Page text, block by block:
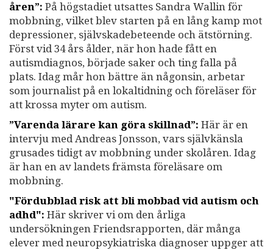
åren”: På högstadiet utsattes Sandra Wallin för
mobbning, vilket blev starten på en lång kamp mot
depressioner, självskadebeteende och ätstörning.
Först vid 34 års ålder, när hon hade fått en
autismdiagnos, började saker och ting falla på
plats. Idag mår hon bättre än någonsin, arbetar
som journalist på en lokaltidning och föreläser för
att krossa myter om autism.
”Varenda lärare kan göra skillnad”: Här är en
intervju med Andreas Jonsson, vars självkänsla
grusades tidigt av mobbning under skolåren. Idag
är han en av landets främsta föreläsare om
mobbning.
"Fördubblad risk att bli mobbad vid autism och
adhd": Här skriver vi om den årliga
undersökningen Friendsrapporten, där många
elever med neuropsykiatriska diagnoser uppger att